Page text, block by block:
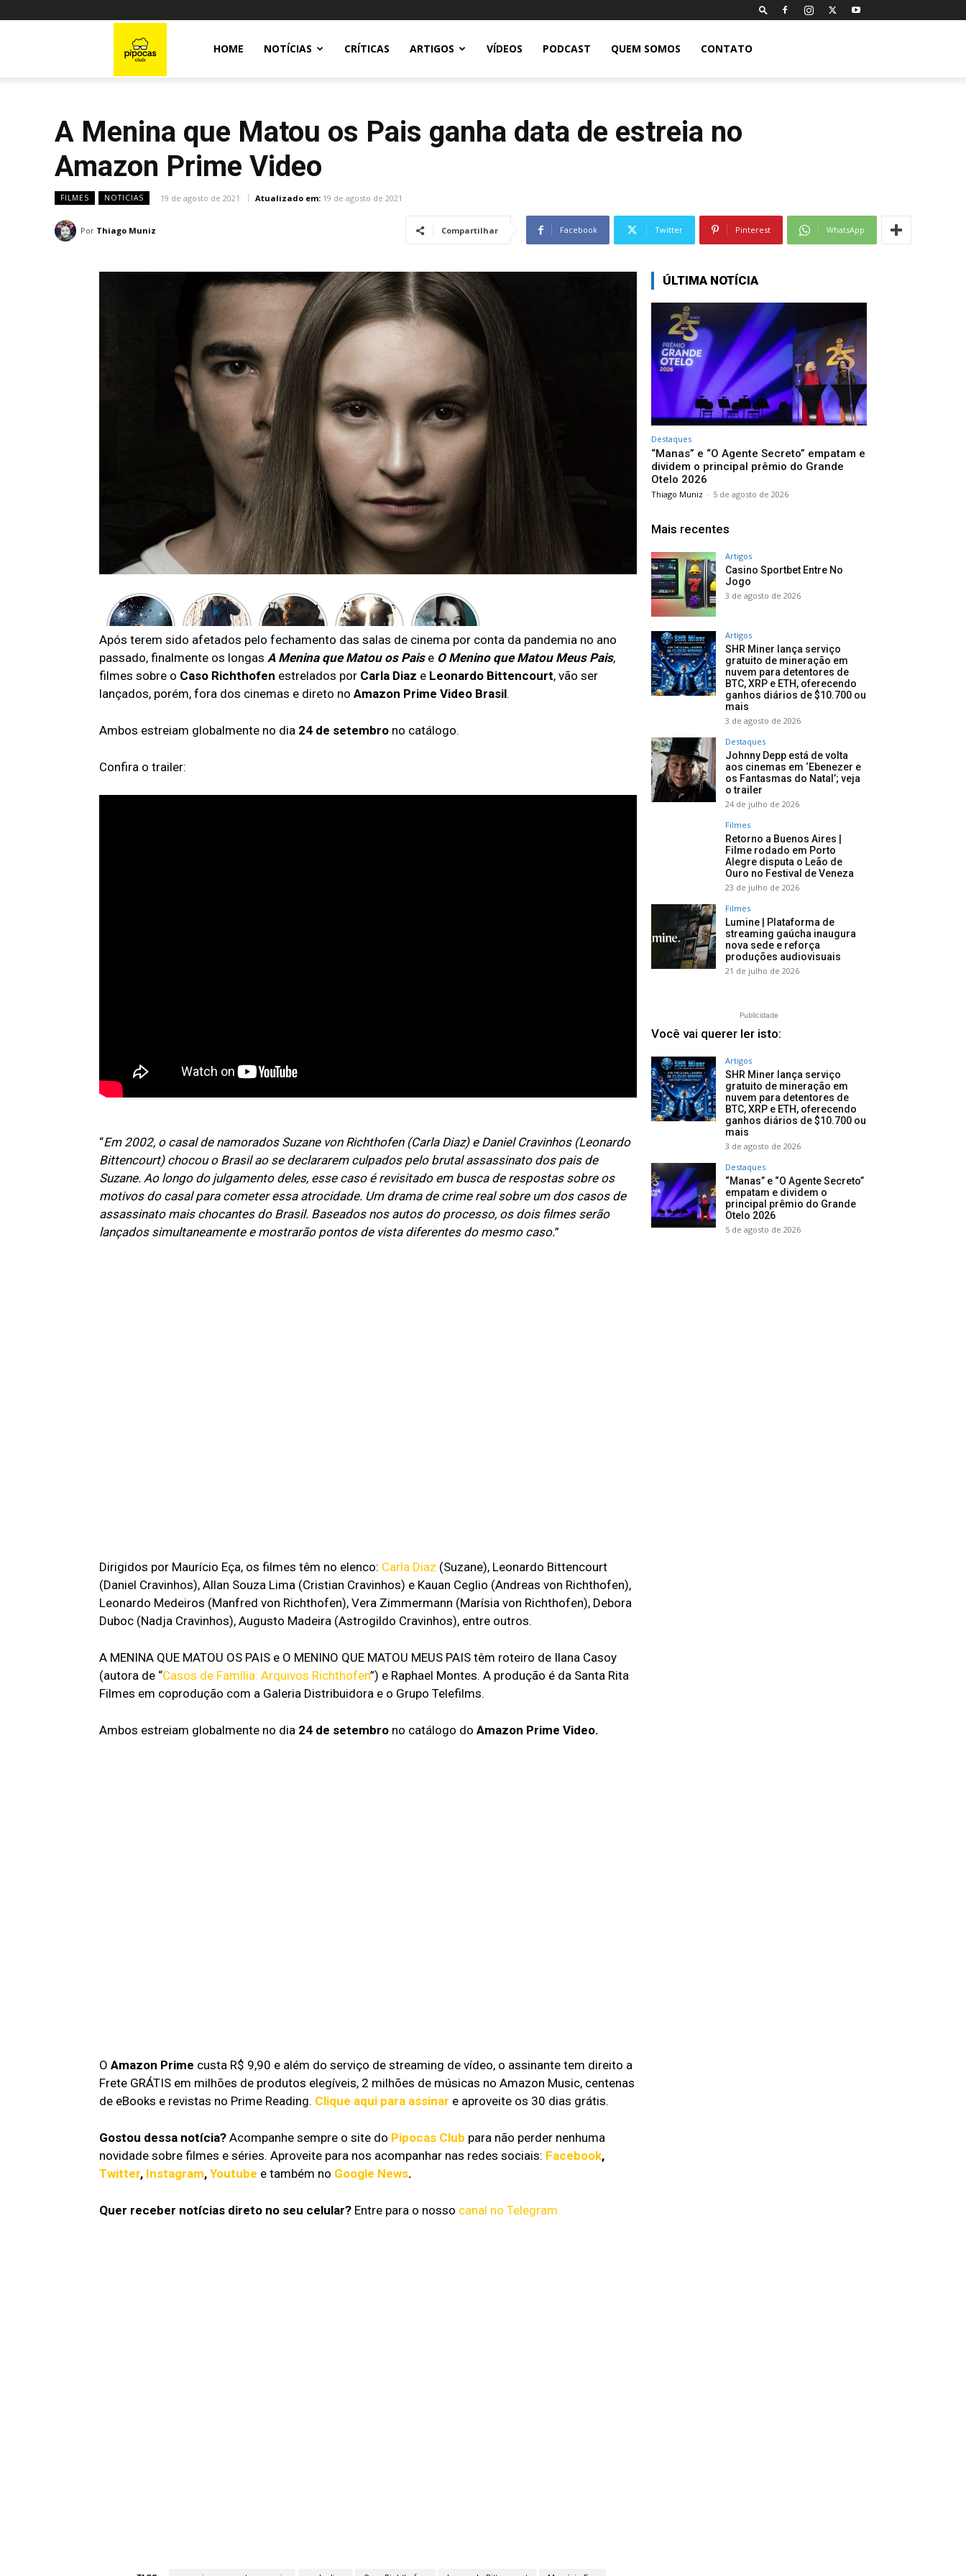
HOME NOTÍCIAS CRÍTICAS ARTIGOS VÍDEOS PODCAST QUEM SOMOS CONTATO
A Menina que Matou os Pais ganha data de estreia no
Amazon Prime Video
FILMES NOTICIAS 19 de agosto de 2021 Atualizado em: 19 de agosto de 2021
Por Thiago Muniz Compartilhar Facebook Twitter Pinterest WhatsApp
The Boys
está de
estão as
nossas
impressõe
7 filmes e
séries que
chegarão
na Netflix
em
Outubro
Resistênci
a – A
próxima
evolução
do gênero
em filme
Entenda as
polêmicas
Som da
Liberdade
Novo
terror
chegou
hoje no
streaming
dando o
Após terem sido afetados pelo fechamento das salas de cinema por conta da pandemia no ano
passado, finalmente os longas A Menina que Matou os Paise O Menino que Matou Meus Pais,
filmes sobre o Caso Richthofen estrelados por Carla Diaz e Leonardo Bittencourt, vão ser
lançados, porém, fora dos cinemas e direto no Amazon Prime Video Brasil.
Ambos estreiam globalmente no dia 24 de setembro no catálogo.
Confira o trailer:
“Em 2002, o casal de namorados Suzane von Richthofen (Carla Diaz) e Daniel Cravinhos (Leonardo
Bittencourt) chocou o Brasil ao se declararem culpados pelo brutal assassinato dos pais de
Suzane. Ao longo do julgamento deles, esse caso é revisitado em busca de respostas sobre os
motivos do casal para cometer essa atrocidade. Um drama de crime real sobre um dos casos de
assassinato mais chocantes do Brasil. Baseados nos autos do processo, os dois filmes serão
lançados simultaneamente e mostrarão pontos de vista diferentes do mesmo caso.”
Dirigidos por Maurício Eça, os filmes têm no elenco: Carla Diaz (Suzane), Leonardo Bittencourt
(Daniel Cravinhos), Allan Souza Lima (Cristian Cravinhos) e Kauan Ceglio (Andreas von Richthofen),
Leonardo Medeiros (Manfred von Richthofen), Vera Zimmermann (Marísia von Richthofen), Debora
Duboc (Nadja Cravinhos), Augusto Madeira (Astrogildo Cravinhos), entre outros.
A MENINA QUE MATOU OS PAIS e O MENINO QUE MATOU MEUS PAIS têm roteiro de Ilana Casoy
(autora de “Casos de Família: Arquivos Richthofen”) e Raphael Montes. A produção é da Santa Rita
Filmes em coprodução com a Galeria Distribuidora e o Grupo Telefilms.
Ambos estreiam globalmente no dia 24 de setembro no catálogo do Amazon Prime Video.
O Amazon Prime custa R$ 9,90 e além do serviço de streaming de vídeo, o assinante tem direito a
Frete GRÁTIS em milhões de produtos elegíveis, 2 milhões de músicas no Amazon Music, centenas
de eBooks e revistas no Prime Reading. Clique aqui para assinar e aproveite os 30 dias grátis.
Gostou dessa notícia? Acompanhe sempre o site do Pipocas Club para não perder nenhuma
novidade sobre filmes e séries. Aproveite para nos acompanhar nas redes sociais: Facebook,
Twitter, Instagram, Youtube e também no Google News.
Quer receber notícias direto no seu celular? Entre para o nosso canal no Telegram.
ÚLTIMA NOTÍCIA
Destaques
“Manas” e “O Agente Secreto” empatam e
dividem o principal prêmio do Grande
Otelo 2026
Thiago Muniz - 5 de agosto de 2026
Mais recentes
Artigos
Casino Sportbet Entre No
Jogo
3 de agosto de 2026
Artigos
SHR Miner lança serviço
gratuito de mineração em
nuvem para detentores de
BTC, XRP e ETH, oferecendo
ganhos diários de $10.700 ou
mais
3 de agosto de 2026
Destaques
Johnny Depp está de volta
aos cinemas em ‘Ebenezer e
os Fantasmas do Natal’; veja
o trailer
24 de julho de 2026
Filmes
Retorno a Buenos Aires |
Filme rodado em Porto
Alegre disputa o Leão de
Ouro no Festival de Veneza
23 de julho de 2026
Filmes
Lumine | Plataforma de
streaming gaúcha inaugura
nova sede e reforça
produções audiovisuais
21 de julho de 2026
Publicidade
Você vai querer ler isto:
Artigos
SHR Miner lança serviço
gratuito de mineração em
nuvem para detentores de
BTC, XRP e ETH, oferecendo
ganhos diários de $10.700 ou
mais
3 de agosto de 2026
Destaques
“Manas” e “O Agente Secreto”
empatam e dividem o
principal prêmio do Grande
Otelo 2026
5 de agosto de 2026